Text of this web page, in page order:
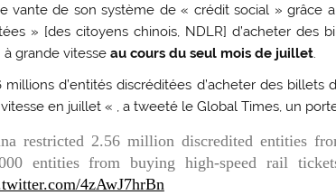
vante de son système de « crédit social » grâce
» [des citoyens chinois, NDLR] d’acheter des
à grande vitesseau cours du seul mois de juillet.
d’entités discréditées d’acheter des billets
en juillet « , a tweeté le Global Times, un
restricted 2.56 million discredited entities
entities from buying high-speed rail
4zAwJ7hrBn